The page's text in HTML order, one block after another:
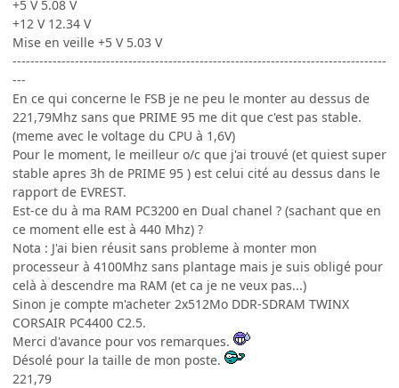
+5 V 5.08 V
+12 V 12.34 V
Mise en veille +5 V 5.03 V
------------------------------------------------------------------------------------
---
En ce qui concerne le FSB je ne peu le monter au dessus de
221,79Mhz sans que PRIME 95 me dit que c'est pas stable.
(meme avec le voltage du CPU à 1,6V)
Pour le moment, le meilleur o/c que j'ai trouvé (et quiest super
stable apres 3h de PRIME 95 ) est celui cité au dessus dans le
rapport de EVREST.
Est-ce du à ma RAM PC3200 en Dual chanel ? (sachant que en
ce moment elle est à 440 Mhz) ?
Nota : J'ai bien réusit sans probleme à monter mon
processeur à 4100Mhz sans plantage mais je suis obligé pour
celà à descendre ma RAM (et ca je ne veux pas...)
Sinon je compte m'acheter 2x512Mo DDR-SDRAM TWINX
CORSAIR PC4400 C2.5.
Merci d'avance pour vos remarques.
Désolé pour la taille de mon poste.
221,79